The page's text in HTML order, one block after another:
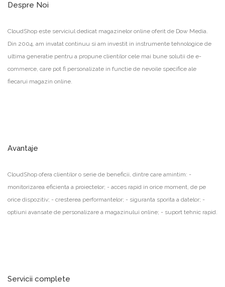
Despre Noi
CloudShop este serviciul dedicat magazinelor online oferit de Dow Media.
Din 2004, am invatat continuu si am investit in instrumente tehnologice de
ultima generatie pentru a propune clientilor cele mai bune solutii de e-
commerce, care pot fi personalizate in functie de nevoile specifice ale
fiecarui magazin online.
Avantaje
CloudShop ofera clientilor o serie de beneficii, dintre care amintim: -
monitorizarea eficienta a proiectelor; - acces rapid in orice moment, de pe
orice dispozitiv; - cresterea performantelor; - siguranta sporita a datelor; -
optiuni avansate de personalizare a magazinului online; - suport tehnic rapid.
Servicii complete